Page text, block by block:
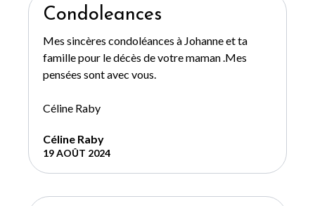
Condoleances
Mes sincères condoléances à Johanne et ta
famille pour le décès de votre maman .Mes
pensées sont avec vous.
Céline Raby
Céline Raby
19 AOÛT 2024